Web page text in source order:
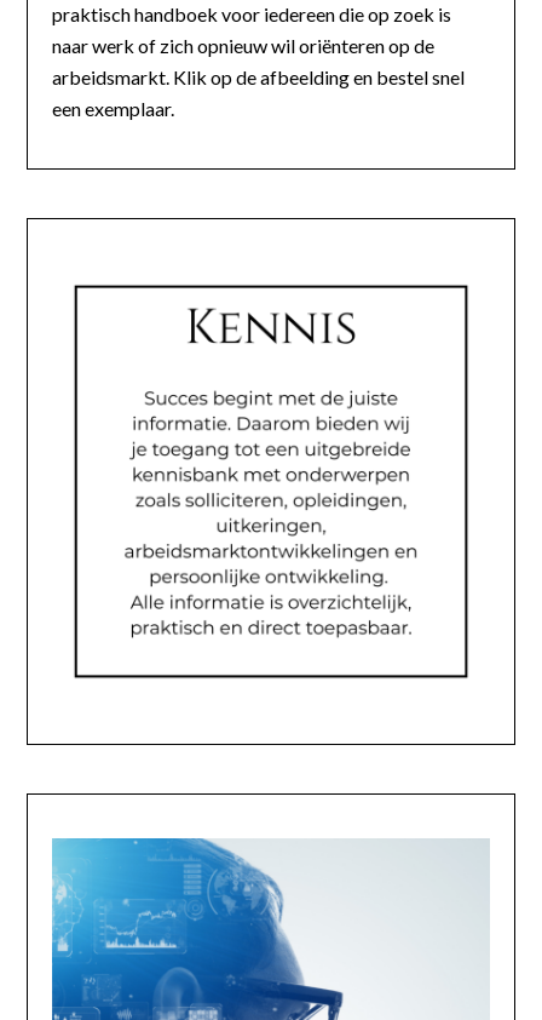
praktisch handboek voor iedereen die op zoek is
naar werk of zich opnieuw wil oriënteren op de
arbeidsmarkt. Klik op de afbeelding en bestel snel
een exemplaar.